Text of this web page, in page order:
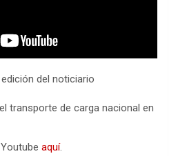
del noticiario
transporte de carga nacional en
aquí.